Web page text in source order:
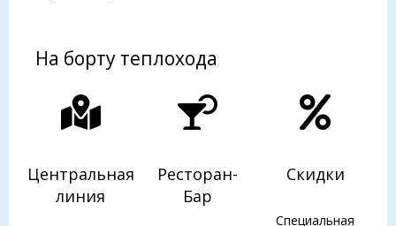
На борту теплохода
Центральная
линия
Ресторан-
Бар
Скидки
Специальная